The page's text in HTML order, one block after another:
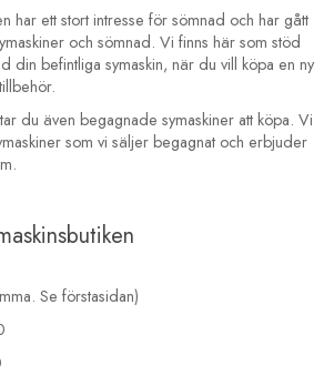
har ett stort intresse för sömnad och har gått
och sömnad. Vi finns här som stöd
din befintliga symaskin, när du vill köpa en ny
du även begagnade symaskiner att köpa. Vi
som vi säljer begagnat och erbjuder
Se förstasidan)